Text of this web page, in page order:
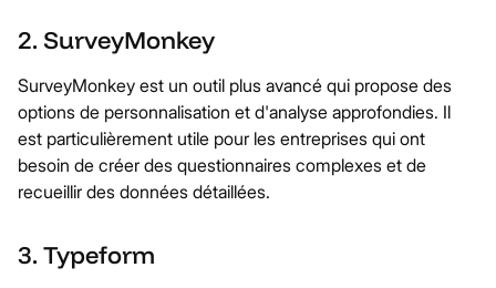
2. SurveyMonkey
SurveyMonkey est un outil plus avancé qui propose des
options de personnalisation et d'analyse approfondies. Il
est particulièrement utile pour les entreprises qui ont
besoin de créer des questionnaires complexes et de
recueillir des données détaillées.
3. Typeform